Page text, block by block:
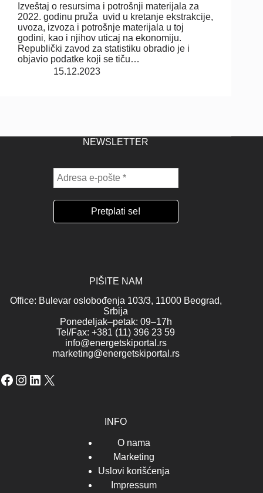
Izveštaj o resursima i potrošnji materijala za
2022. godinu pruža uvid u kretanje ekstrakcije,
uvoza, izvoza i potrošnje materijala u toj
godini, kao i njihov uticaj na ekonomiju.
Republički zavod za statistiku obradio je i
objavio podatke koji se tiču…
15.12.2023
NEWSLETTER
PIŠITE NAM
Office: Bulevar oslobođenja 103/3, 11000 Beograd,
Srbija
Ponedeljak–petak: 09–17h
Tel/Fax: +381 (11) 396 23 59
info@energetskiportal.rs
marketing@energetskiportal.rs
Facebook
Instagram
LinkedIn
X
INFO
O nama
Marketing
Uslovi korišćenja
Impressum